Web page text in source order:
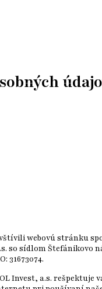
webovú stránku
so sídlom Štefánikovo
31673074.
Invest, a.s. rešpektuje